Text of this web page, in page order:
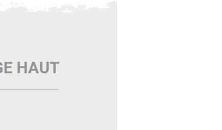
HAUT